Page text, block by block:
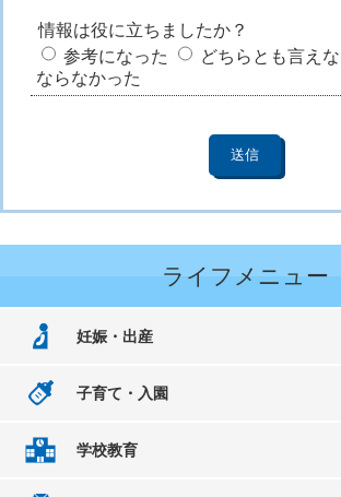
情報は役に立ちましたか？
参考になった
どちらとも言え
ならなかった
ライフメニュー
妊娠・出産
子育て・入園
学校教育